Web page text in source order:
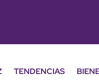
TENDENCIAS